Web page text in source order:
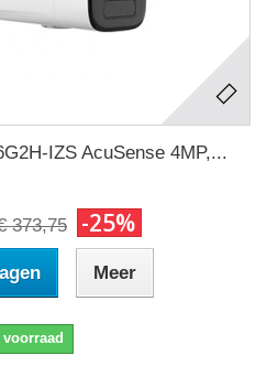
IZS AcuSense 4MP,...
373,75 -25%
Meer
voorraad